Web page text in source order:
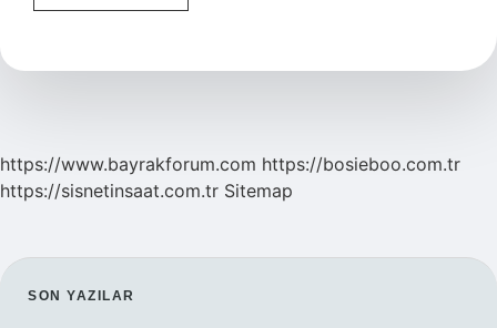
Formatı
https://www.bayrakforum.com https://bosieboo.com.tr
https://sisnetinsaat.com.tr Sitemap
SIDEBAR
SON YAZILAR